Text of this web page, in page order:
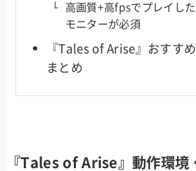
高画質+高fpsでプレイし
モニターが必須
『Tales of Arise』おすす
まとめ
『Tales of Arise』動作環境